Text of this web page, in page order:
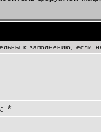
к заполнению, если
*